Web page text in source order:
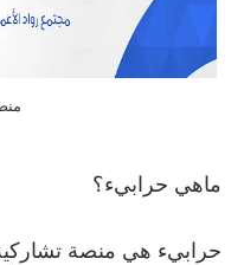
ماهي حرابيء؟
حرابيء هي منصة تشاركية